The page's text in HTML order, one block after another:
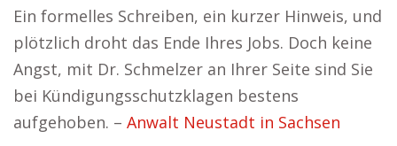
Ein formelles Schreiben, ein kurzer Hinweis, und
plötzlich droht das Ende Ihres Jobs. Doch keine
Angst, mit Dr. Schmelzer an Ihrer Seite sind Sie
bei Kündigungsschutzklagen bestens
aufgehoben. – Anwalt Neustadt in Sachsen